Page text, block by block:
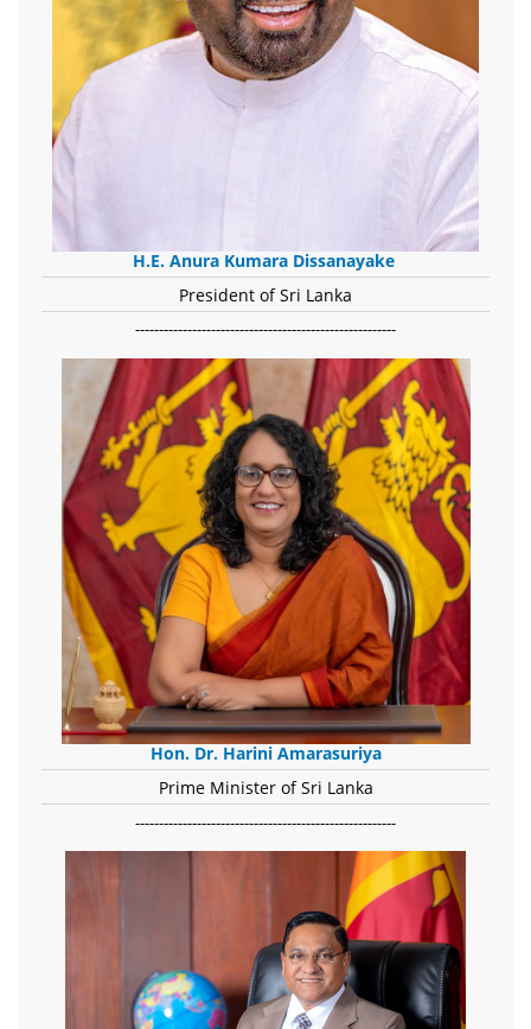
H.E. Anura Kumara Dissanayake
President of Sri Lanka
-------------------------------------------------------
Hon. Dr. Harini Amarasuriya
Prime Minister of Sri Lanka
-------------------------------------------------------